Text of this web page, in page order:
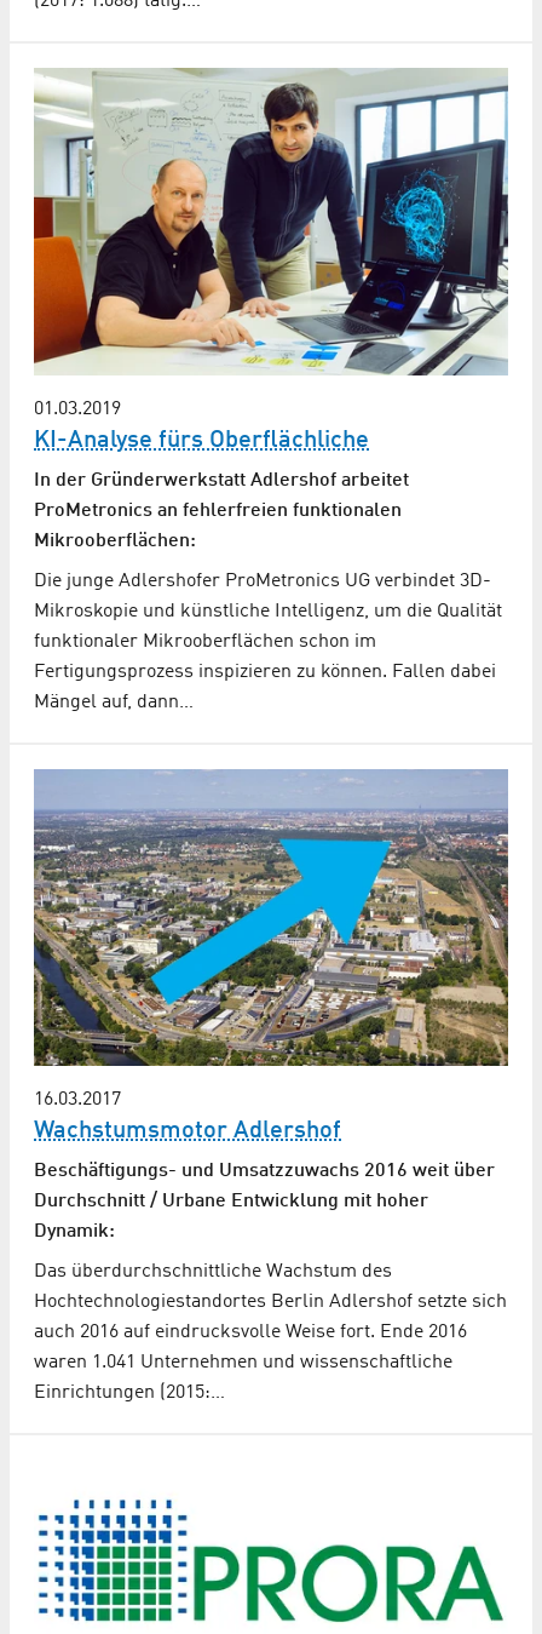
01.03.2019
KI-Analyse fürs Oberflächliche
In der Gründerwerkstatt Adlershof arbeitet
ProMetronics an fehlerfreien funktionalen
Mikrooberflächen:
Die junge Adlershofer ProMetronics UG verbindet 3D-
Mikroskopie und künstliche Intelligenz, um die Qualität
funktionaler Mikrooberflächen schon im
Fertigungsprozess inspizieren zu können. Fallen dabei
Mängel auf, dann…
16.03.2017
Wachstumsmotor Adlershof
Beschäftigungs- und Umsatzzuwachs 2016 weit über
Durchschnitt / Urbane Entwicklung mit hoher
Dynamik:
Das überdurchschnittliche Wachstum des
Hochtechnologie­standortes Berlin Adlershof setzte sich
auch 2016 auf eindrucksvolle Weise fort. Ende 2016
waren 1.041 Unternehmen und wissenschaftliche
Einrichtungen (2015:…